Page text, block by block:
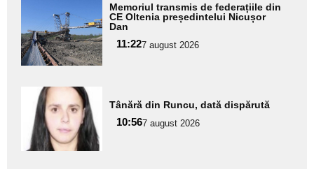
aici textul
pentru
subtitlu
Memoriul transmis de federațiile din
CE Oltenia președintelui Nicușor
Dan
11:227 august 2026
Adaugă
aici textul
pentru
subtitlu
Tânără din Runcu, dată dispărută
10:567 august 2026